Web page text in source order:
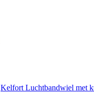
Kelfort Luchtbandwiel met